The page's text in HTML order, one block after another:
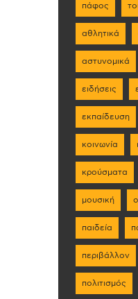
πάφος
αθλητικά
αστυνομικά
ειδήσεις
εκπαίδευση
κοινωνία
κρούσματα
μουσική
παιδεία
περιβάλλον
πολιτισμός